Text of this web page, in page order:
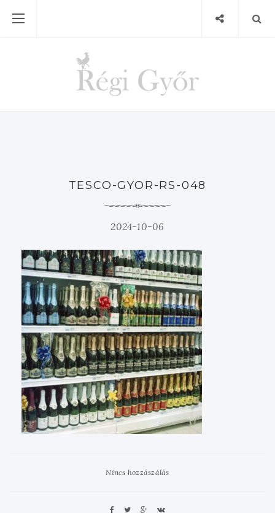
TESCO-GYOR-RS-048
2024-10-06
Nincs hozzászálás